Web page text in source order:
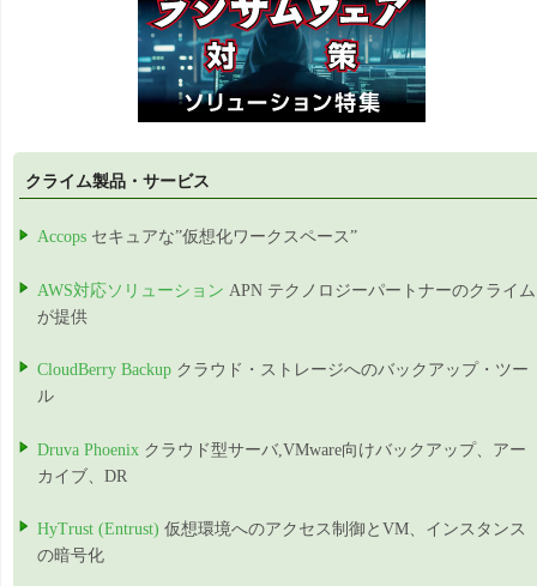
クライム製品・サービス
Accops セキュアな”仮想化ワークスペース”
AWS対応ソリューション APN テクノロジーパートナーのクライム
が提供
CloudBerry Backup クラウド・ストレージへのバックアップ・ツー
ル
Druva Phoenix クラウド型サーバ,VMware向けバックアップ、アー
カイブ、DR
HyTrust (Entrust) 仮想環境へのアクセス制御とVM、インスタンス
の暗号化